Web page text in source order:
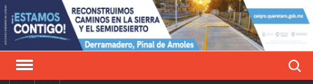
Saltar
al
contenido